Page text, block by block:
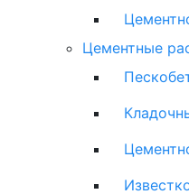
Цементные